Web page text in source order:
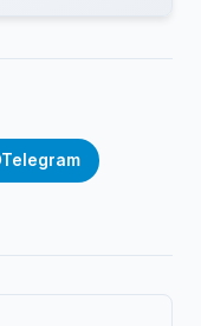
Telegram